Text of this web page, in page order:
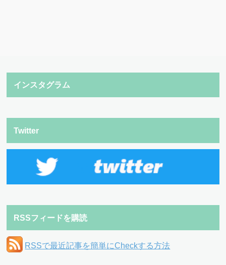
インスタグラム
Twitter
RSSフィードを購読
RSSで最近記事を簡単にCheckする方法